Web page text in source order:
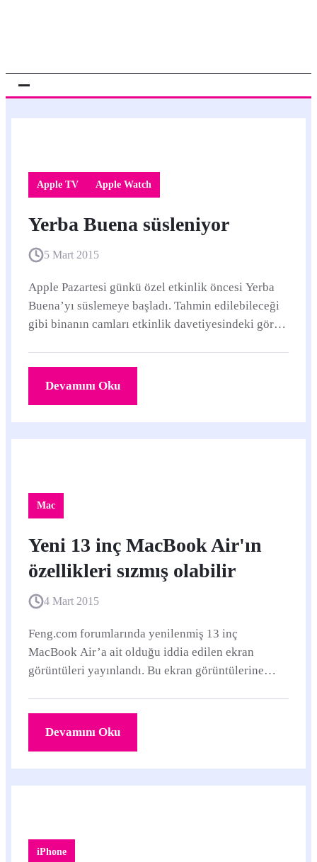
Apple TV Apple Watch
Yerba Buena süsleniyor
5 Mart 2015
Apple Pazartesi günkü özel etkinlik öncesi Yerba
Buena’yı süslemeye başladı. Tahmin edilebileceği
gibi binanın camları etkinlik davetiyesindeki görsel
Devamını Oku
Mac
Yeni 13 inç MacBook Air'ın
özellikleri sızmış olabilir
4 Mart 2015
Feng.com forumlarında yenilenmiş 13 inç
MacBook Air’a ait olduğu iddia edilen ekran
görüntüleri yayınlandı. Bu ekran görüntülerine
Devamını Oku
iPhone